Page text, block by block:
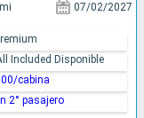
07/02/2027
Included Disponible
cabina
2° pasajero